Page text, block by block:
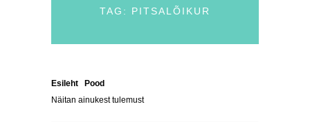
TAG: PITSALÕIKUR
Esileht Pood
Näitan ainukest tulemust